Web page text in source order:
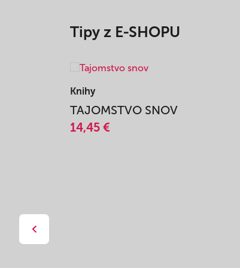
Tipy z E-SHOPU
Knihy
TAJOMSTVO SNOV
14,45 €